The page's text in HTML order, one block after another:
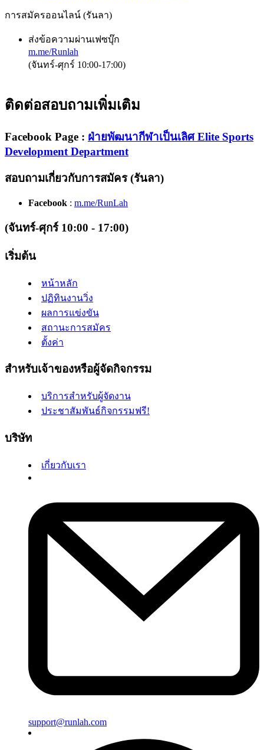
การสมัครออนไลน์ (รันลา)
ส่งข้อความผ่านเฟซบุ๊ก
m.me/Runlah
(จันทร์-ศุกร์ 10:00-17:00)
ติดต่อสอบถามเพิ่มเติม
Facebook Page : ฝ่ายพัฒนากีฬาเป็นเลิศ Elite Sports
Development Department
สอบถามเกี่ยวกับการสมัคร (รันลา)
Facebook : m.me/RunLah
(จันทร์-ศุกร์ 10:00 - 17:00)
เริ่มต้น
หน้าหลัก
ปฏิทินงานวิ่ง
ผลการแข่งขัน
สถานะการสมัคร
ตั้งค่า
สำหรับเจ้าของหรือผู้จัดกิจกรรม
บริการสำหรับผู้จัดงาน
ประชาสัมพันธ์กิจกรรมฟรี!
บริษัท
เกี่ยวกับเรา
support@runlah.com